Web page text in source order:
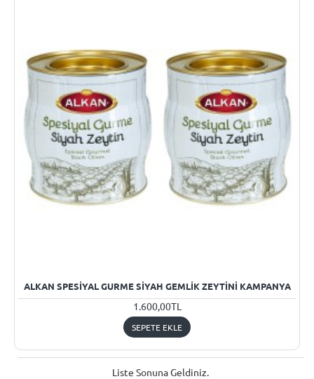
ALKAN SPESIYAL GURME SIYAH GEMLIK ZEYTINI KAMPANYA
1.600,00TL
SEPETE EKLE
Liste Sonuna Geldiniz.